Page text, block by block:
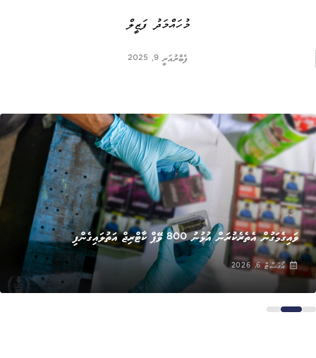
މުހައްމަދު ފަޒީލް
ފެބްރުއަރީ 9, 2025
ޚަބަރު
ވައިގެމަގުން އެތެރެކުރަން އުޅުނު 800 ވޭޕް ކާޓްރިޖް އަތުލައިގެންފި
އޯގަސްޓް 6, 2026